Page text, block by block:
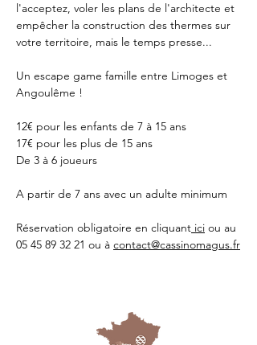
l'acceptez, voler les plans de l'architecte et
empêcher la construction des thermes sur
votre territoire, mais le temps presse...
Un escape game famille entre Limoges et
Angoulême !
12€ pour les enfants de 7 à 15 ans
17€ pour les plus de 15 ans
De 3 à 6 joueurs
A partir de 7 ans avec un adulte minimum
Réservation obligatoire en cliquant ici ou au
05 45 89 32 21 ou à contact@cassinomagus.fr